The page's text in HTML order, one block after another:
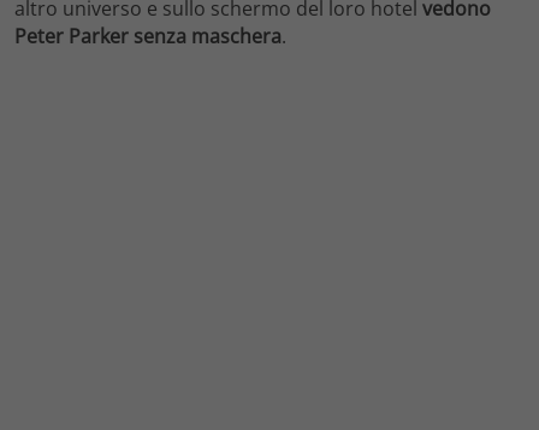
altro universo e sullo schermo del loro hotel vedono
Peter Parker senza maschera.